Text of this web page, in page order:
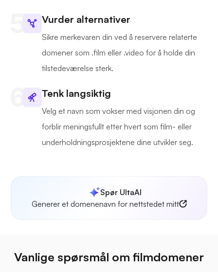
Vurder alternativer
Sikre merkevaren din ved å reservere relaterte
domener som .film eller .video for å holde din
tilstedeværelse sterk.
Tenk langsiktig
Velg et navn som vokser med visjonen din og
forblir meningsfullt etter hvert som film- eller
underholdningsprosjektene dine utvikler seg.
Spør UltaAI
Generer et domenenavn for nettstedet mitt
Vanlige spørsmål om filmdomener